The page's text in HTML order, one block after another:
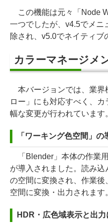
この機能は元々「Node
一つでしたが、v4.5でメニ
除され、v5.0でネイティブ
カラーマネージメ
本バージョンでは、業界
ロー」にも対応すべく、
幅な変更が行われています
「ワーキング色空間」の
「Blender」本体の作業
が導入されました。読み込
の空間に変換され、作業
空間に変換・出力されます
HDR・広色域表示と出力